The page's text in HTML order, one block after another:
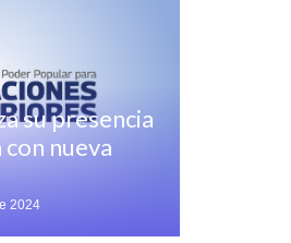
su presencia
nueva
2024